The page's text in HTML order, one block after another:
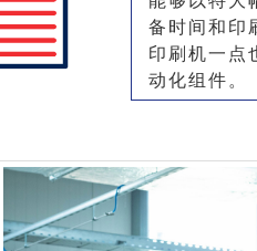
备时间和印
印刷机一点
动化组件。